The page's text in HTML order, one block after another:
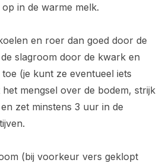
in de warme melk.
en roer dan goed door de
slagroom door de kwark en
(je kunt ze eventueel iets
mengsel over de bodem, strijk
zet minstens 3 uur in de
(bij voorkeur vers geklopt